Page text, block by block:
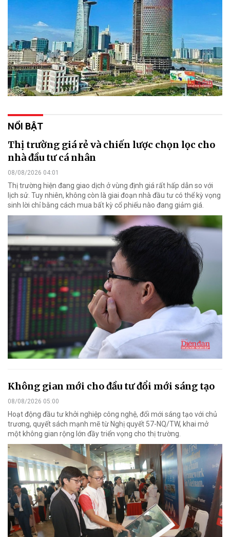
NỔI BẬT
Thị trường giá rẻ và chiến lược chọn lọc cho
nhà đầu tư cá nhân
08/08/2026 04:01
Thị trường hiện đang giao dịch ở vùng định giá rất hấp dẫn so với
lịch sử. Tuy nhiên, không còn là giai đoạn nhà đầu tư có thể kỳ vọng
sinh lời chỉ bằng cách mua bất kỳ cổ phiếu nào đang giảm giá.
Không gian mới cho đầu tư đổi mới sáng tạo
08/08/2026 05:00
Hoạt động đầu tư khởi nghiệp công nghệ, đổi mới sáng tạo với chủ
trương, quyết sách mạnh mẽ từ Nghị quyết 57-NQ/TW, khai mở
một không gian rộng lớn đầy triển vọng cho thị trường.